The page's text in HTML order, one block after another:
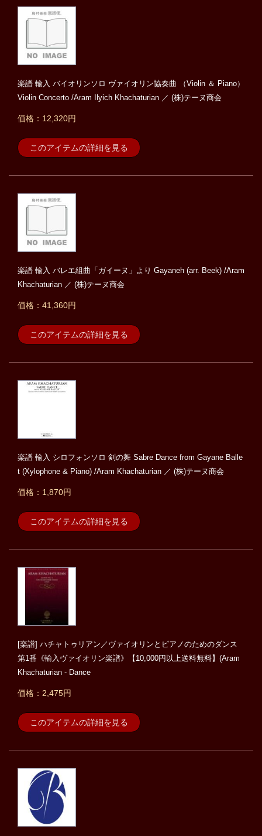
楽譜 輸入 バイオリンソロ ヴァイオリン協奏曲 （Violin ＆ Piano）
Violin Concerto /Aram Ilyich Khachaturian ／ (株)テーヌ商会
価格：12,320円
このアイテムの詳細を見る
楽譜 輸入 バレエ組曲「ガイーヌ」より Gayaneh (arr. Beek) /Aram
Khachaturian ／ (株)テーヌ商会
価格：41,360円
このアイテムの詳細を見る
楽譜 輸入 シロフォンソロ 剣の舞 Sabre Dance from Gayane Balle
t (Xylophone & Piano) /Aram Khachaturian ／ (株)テーヌ商会
価格：1,870円
このアイテムの詳細を見る
[楽譜] ハチャトゥリアン／ヴァイオリンとピアノのためのダンス
第1番《輸入ヴァイオリン楽譜》【10,000円以上送料無料】(Aram
Khachaturian - Dance
価格：2,475円
このアイテムの詳細を見る